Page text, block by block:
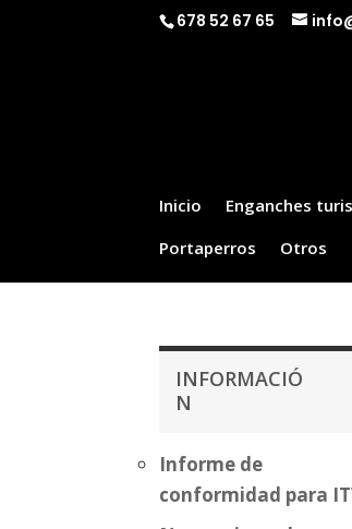
678 52 67 65
Inicio Enganches
Portaperros
Otros
INFORMACIÓ
N
Informe de
conformidad para